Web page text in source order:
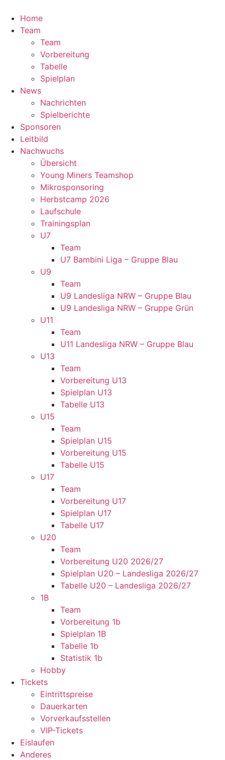
Inhalt
springen
Home
Team
Team
Vorbereitung
Tabelle
Spielplan
News
Nachrichten
Spielberichte
Sponsoren
Leitbild
Nachwuchs
Übersicht
Young Miners Teamshop
Mikrosponsoring
Herbstcamp 2026
Laufschule
Trainingsplan
U7
Team
U7 Bambini Liga – Gruppe Blau
U9
Team
U9 Landesliga NRW – Gruppe Blau
U9 Landesliga NRW – Gruppe Grün
U11
Team
U11 Landesliga NRW – Gruppe Blau
U13
Team
Vorbereitung U13
Spielplan U13
Tabelle U13
U15
Team
Spielplan U15
Vorbereitung U15
Tabelle U15
U17
Team
Vorbereitung U17
Spielplan U17
Tabelle U17
U20
Team
Vorbereitung U20 2026/27
Spielplan U20 – Landesliga 2026/27
Tabelle U20 – Landesliga 2026/27
1B
Team
Vorbereitung 1b
Spielplan 1B
Tabelle 1b
Statistik 1b
Hobby
Tickets
Eintrittspreise
Dauerkarten
Vorverkaufsstellen
VIP-Tickets
Eislaufen
Anderes